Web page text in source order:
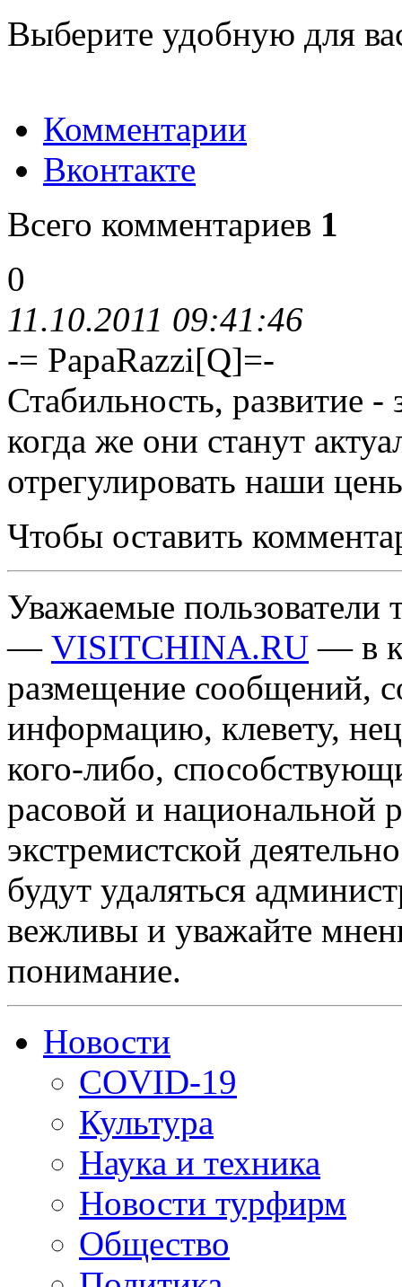
Выберите удобную для
Комментарии
Вконтакте
Всего комментариев 1
0
11.10.2011 09:41:46
-= PapaRazzi[Q]=-
Стабильность, развитие
когда же они станут
отрегулировать наши
Чтобы оставить
Уважаемые пользователи
— VISITCHINA.RU — в
размещение сообщений,
информацию, клевету,
кого-либо,
расовой и национальной
экстремистской
будут удаляться
вежливы и уважайте
понимание.
Новости
COVID-19
Культура
Наука и техника
Новости турфирм
Общество